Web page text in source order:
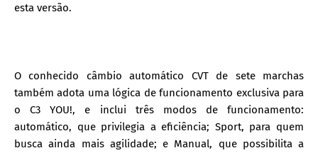
esta versão.
O conhecido câmbio automático CVT de sete marchas
também adota uma lógica de funcionamento exclusiva para
o C3 YOU!, e inclui três modos de funcionamento:
automático, que privilegia a eficiência; Sport, para quem
busca ainda mais agilidade; e Manual, que possibilita a